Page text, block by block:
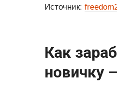
Источник:
Как
новичку